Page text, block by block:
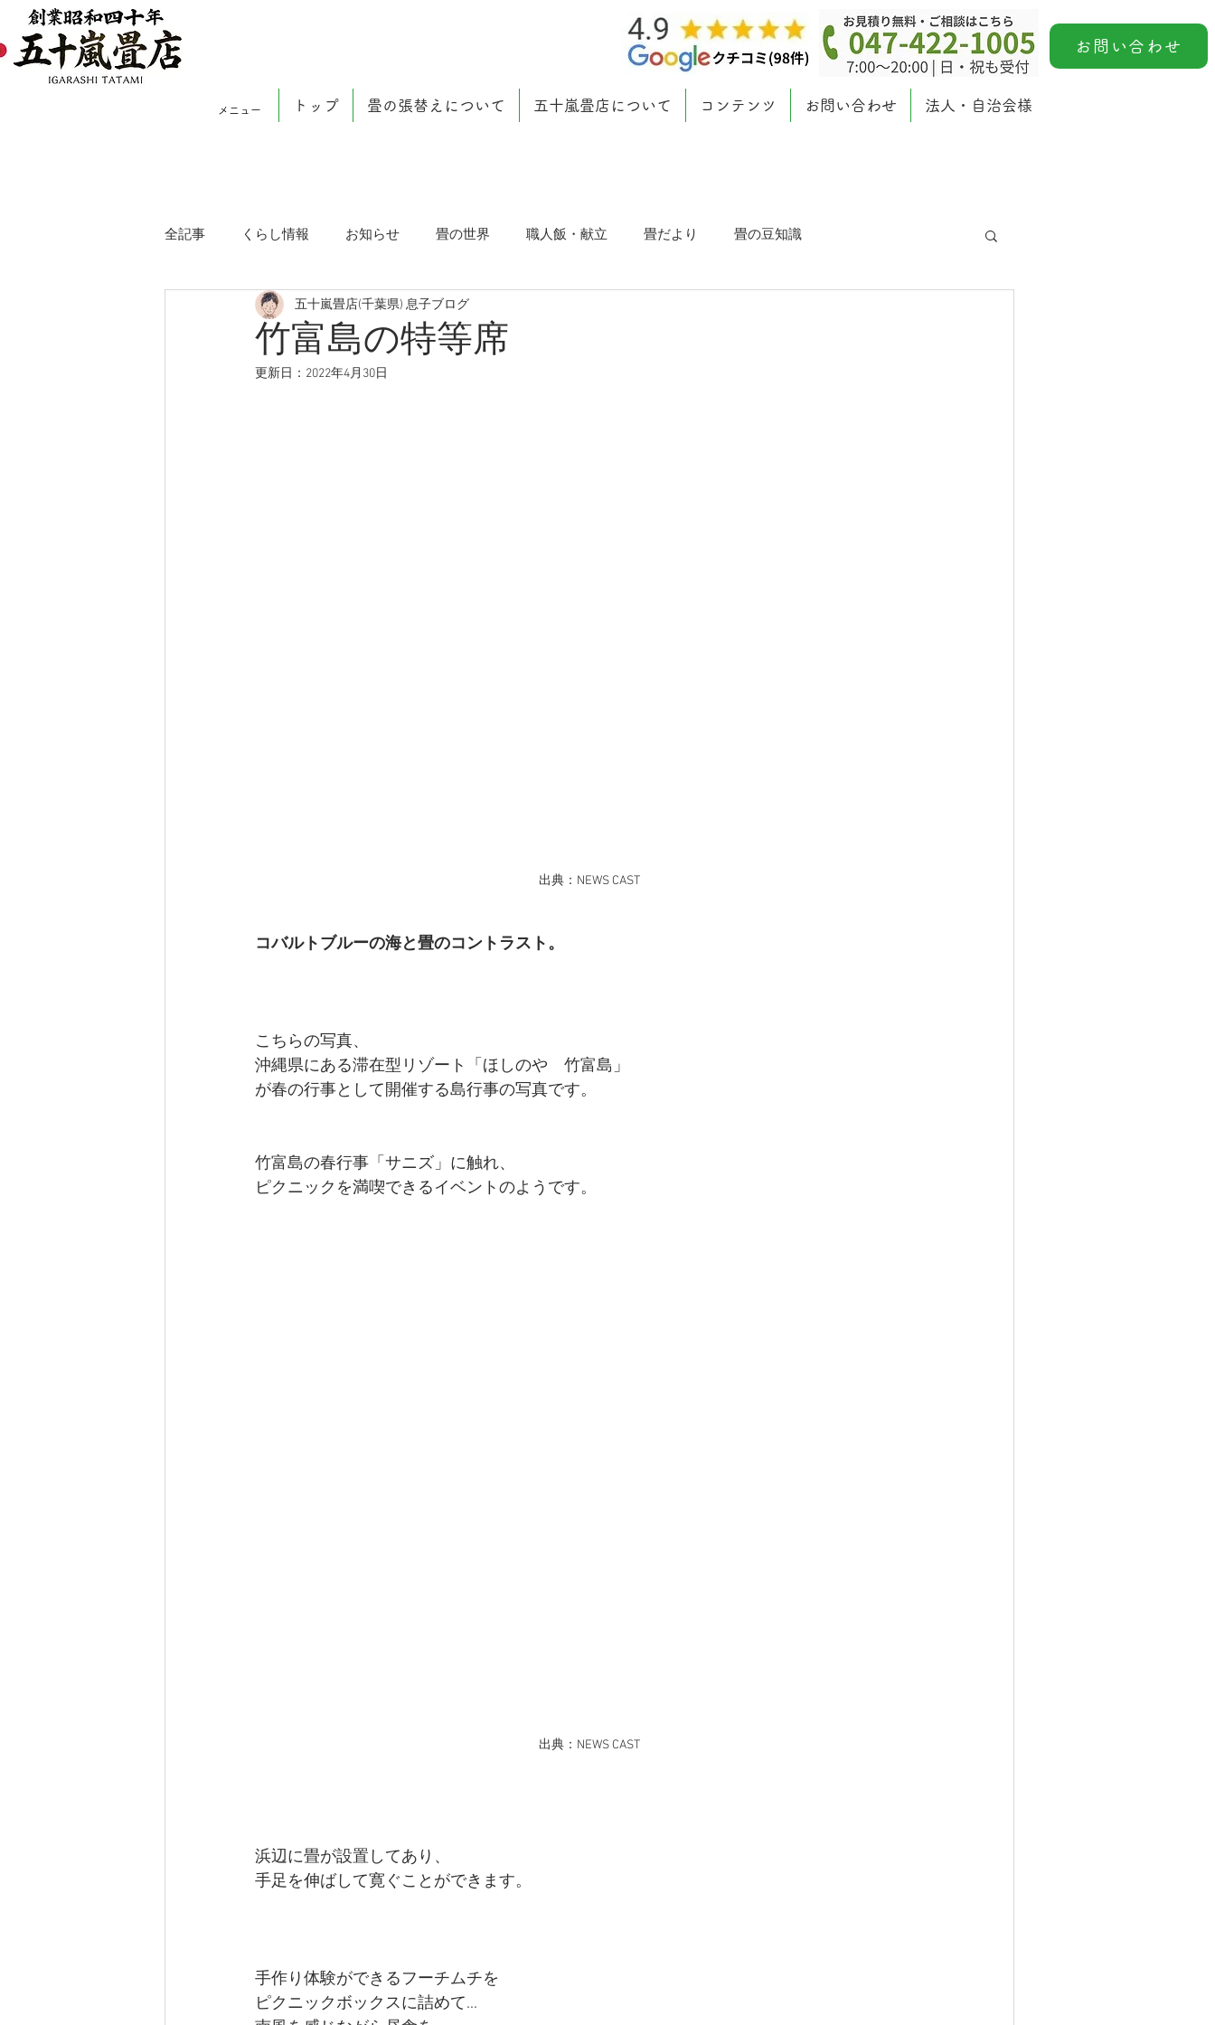
お問い合わせ
メニュー トップ 畳の張替えについて 五十嵐畳店について コンテンツ お問い合わせ 法人・自治会様
全記事 くらし情報 お知らせ 畳の世界 職人飯・献立 畳だより 畳の豆知識
竹富島の特等席
五十嵐畳店(千葉県) 息子ブログ
更新日： 2022年4月30日
出典：NEWS CAST
コバルトブルーの海と畳のコントラスト。
こちらの写真、
沖縄県にある滞在型リゾート「ほしのや　竹富島」
が春の行事として開催する島行事の写真です。
竹富島の春行事「サニズ」に触れ、
ピクニックを満喫できるイベントのようです。
出典：NEWS CAST
浜辺に畳が設置してあり、
手足を伸ばして寛ぐことができます。
手作り体験ができるフーチムチを
ピクニックボックスに詰めて...